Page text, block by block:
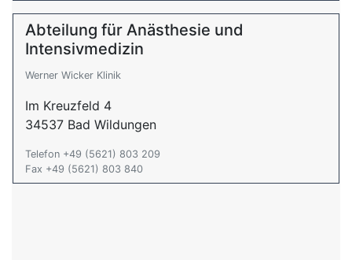
Abteilung für Anästhesie und
Intensivmedizin
Werner Wicker Klinik
Im Kreuzfeld 4
34537 Bad Wildungen
Telefon +49 (5621) 803 209
Fax +49 (5621) 803 840